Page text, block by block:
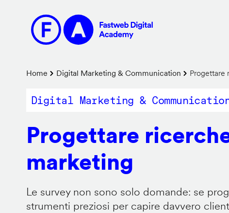
contenuto
principale
Briciole
di
Home Digital Marketing & Communication Progettare
Digital Marketing &
Progettare
marketing
Le survey non sono solo domande: se
strumenti preziosi per capire davvero